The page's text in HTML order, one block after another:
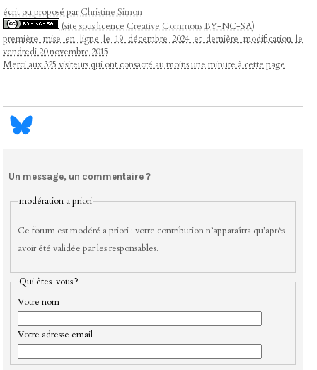
écrit ou proposé parChristine Simon
(site sous licence Creative CommonsBY-NC-SA)
première mise en ligne le 19 décembre 2024 et dernière modification le
vendredi 20 novembre 2015
Merci aux 325 visiteurs qui ont consacré au moins une minute à cette page
Un message, un commentaire ?
modération a priori
Ce forum est modéré a priori : votre contribution n’apparaîtra qu’après
avoir été validée par les responsables.
Qui êtes-vous ?
Votre nom
Votre adresse email